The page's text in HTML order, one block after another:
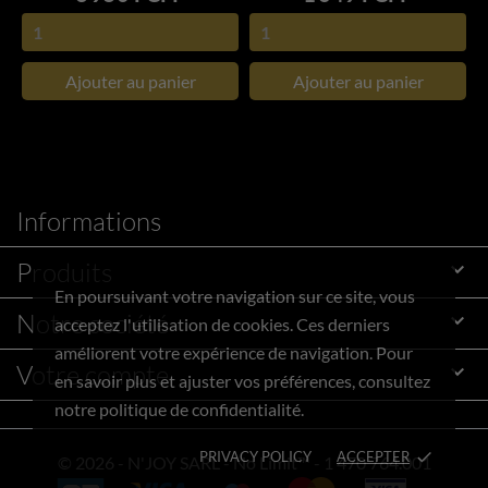
En poursuivant votre navigation sur ce site, vous
acceptez l'utilisation de cookies. Ces derniers
améliorent votre expérience de navigation. Pour
en savoir plus et ajuster vos préférences, consultez
notre politique de confidentialité.
PRIVACY POLICY ACCEPTER done
Ajouter au panier Ajouter au panier
Informations
Produits

Notre société 
Votre compte 
© 2026 - N'JOY SARL - No Limit™ - 1 470 764.001